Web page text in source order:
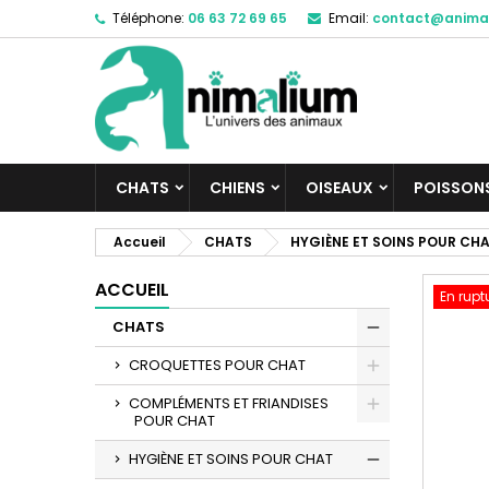
Téléphone: 06 63 72 69 65 Email:
CHATS CHIENS OISEAUX
Accueil CHATS HYGIÈNE ET SOINS POUR
ACCUEIL
CHATS
CROQUETTES POUR CHAT
COMPLÉMENTS ET FRIANDISES
POUR CHAT
HYGIÈNE ET SOINS POUR CHAT
En